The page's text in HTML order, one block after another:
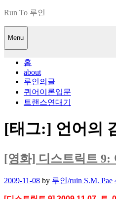
Skip
content
Run To 루인
Menu
홈
about
루인의글
퀴어이론입문
트랜스연대기
[태그:] 언어의
[영화] 디스트릭트 9:
Posted
2009-11-08 by 루인/ruin S.M. Pae